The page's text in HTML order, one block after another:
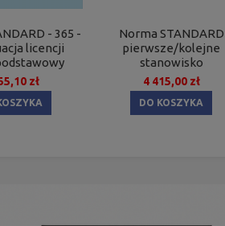
- 365 -
licencji
zł
Norma STANDARD
pierwsze/kolejne
stanowisko
4 415,00 zł
DO KOSZYKA